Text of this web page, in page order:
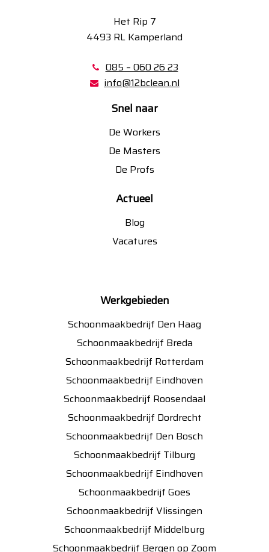
Het Rip 7
4493 RL Kamperland
085 – 060 26 23
info@12bclean.nl
Snel naar
De Workers
De Masters
De Profs
Actueel
Blog
Vacatures
Werkgebieden
Schoonmaakbedrijf Den Haag
Schoonmaakbedrijf Breda
Schoonmaakbedrijf Rotterdam
Schoonmaakbedrijf Eindhoven
Schoonmaakbedrijf Roosendaal
Schoonmaakbedrijf Dordrecht
Schoonmaakbedrijf Den Bosch
Schoonmaakbedrijf Tilburg
Schoonmaakbedrijf Eindhoven
Schoonmaakbedrijf Goes
Schoonmaakbedrijf Vlissingen
Schoonmaakbedrijf Middelburg
Schoonmaakbedrijf Bergen op Zoom